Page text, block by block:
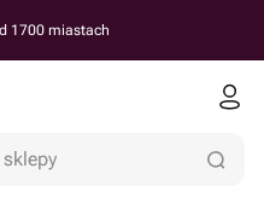
1700 miastach